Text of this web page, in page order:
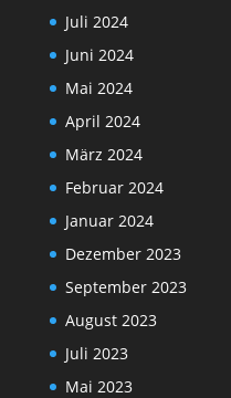
Juli 2024
Juni 2024
Mai 2024
April 2024
März 2024
Februar 2024
Januar 2024
Dezember 2023
September 2023
August 2023
Juli 2023
Mai 2023